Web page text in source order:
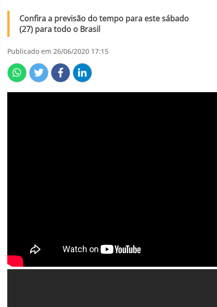
Confira a previsão do tempo para este sábado
(27) para todo o Brasil
Publicado em 26/06/2020 17:15